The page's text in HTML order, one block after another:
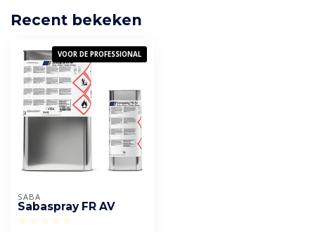
Recent bekeken
VOOR DE PROFESSIONAL
SABA
Sabaspray FR AV